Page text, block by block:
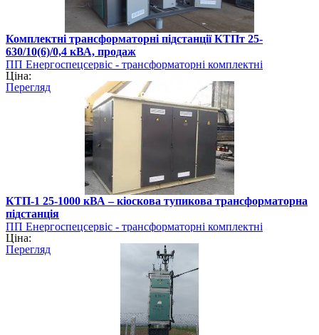
Комплектні трансформаторні підстанції КТПт 25-
630/10(6)/0,4 кВА, продаж
ПП Енергоспецсервіс - трансформаторні комплектні
підстанції
Ціна:
Перегляд
КТП-1 25-1000 кВА – кіоскова тупикова трансформаторна
підстанція
ПП Енергоспецсервіс - трансформаторні комплектні
підстанції
Ціна:
Перегляд